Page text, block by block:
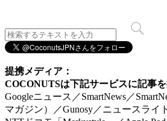
提携メディア：
COCONUTSは下記サービスに記事を
Googleニュース／SmartNews／
マガジン）／Gunosy／ニュースライ